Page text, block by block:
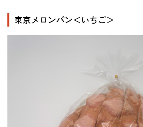
東京メロンパン＜いちご＞